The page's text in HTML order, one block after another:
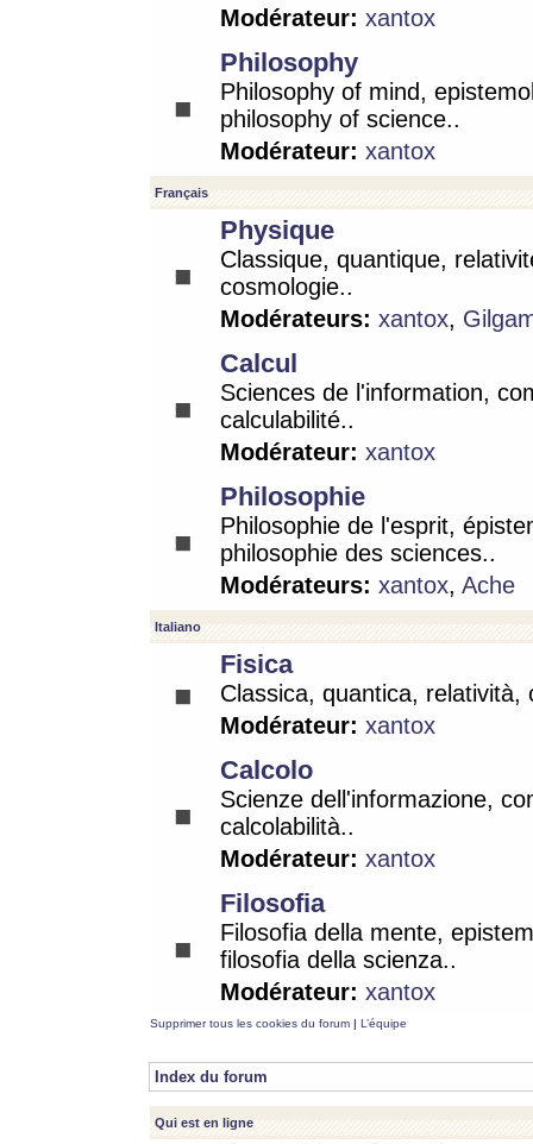
Modérateur: xantox
Philosophy
Philosophy of mind,
philosophy of science..
Modérateur: xantox
Français
Physique
Classique, quantique,
cosmologie..
Modérateurs: xantox,
Calcul
Sciences de l'information,
calculabilité..
Modérateur: xantox
Philosophie
Philosophie de l'esprit,
philosophie des sciences..
Modérateurs: xantox, Ache
Italiano
Fisica
Classica, quantica, relatività,
Modérateur: xantox
Calcolo
Scienze dell'informazione,
calcolabilità..
Modérateur: xantox
Filosofia
Filosofia della mente,
filosofia della scienza..
Modérateur: xantox
Supprimer tous les cookies du forum | L’équipe
Index du forum
Qui est en ligne